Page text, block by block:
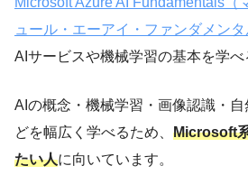
ュール・エーアイ・ファンダメンタ
AIサービスや機械学習の基本を学べ
AIの概念・機械学習・画像認識・
どを幅広く学べるため、 Microsoft
たい人に向いています。